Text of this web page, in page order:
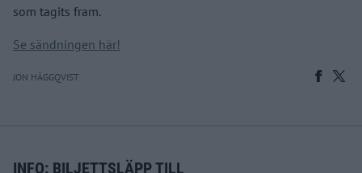
som tagits fram.
Se sändningen här!
JON HÄGGQVIST
INFO: BILJETTSLÄPP TILL